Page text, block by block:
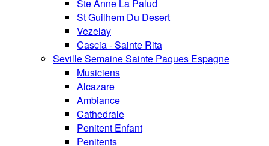
Ste Anne La Palud
St Guilhem Du Desert
Vezelay
Cascia - Sainte Rita
Seville Semaine Sainte Paques Espagne
Musiciens
Alcazare
Ambiance
Cathedrale
Penitent Enfant
Penitents